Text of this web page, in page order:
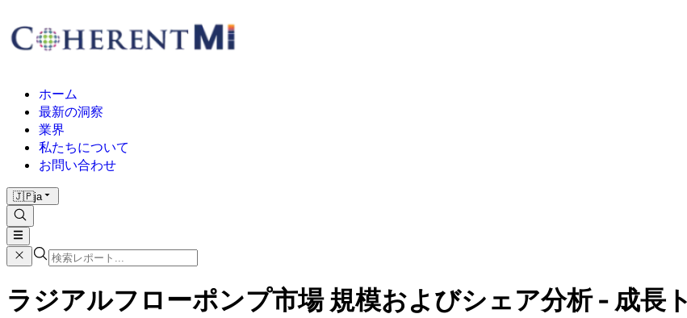
ホーム
最新の洞察
業界
私たちについて
お問い合わせ
🇯🇵ja
ラジアルフローポンプ市場 規模およびシェア分析 - 成